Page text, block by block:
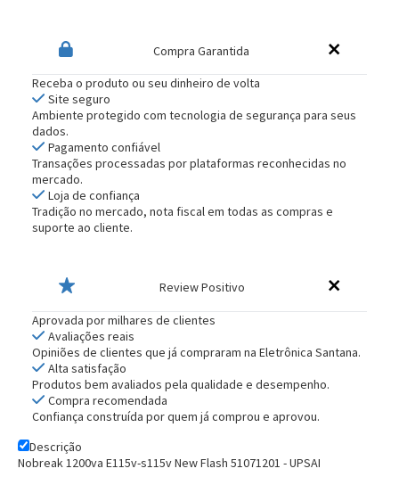
Compra Garantida
Receba o produto ou seu dinheiro de volta
Site seguro
Ambiente protegido com tecnologia de segurança para seus
dados.
Pagamento confiável
Transações processadas por plataformas reconhecidas no
mercado.
Loja de confiança
Tradição no mercado, nota fiscal em todas as compras e
suporte ao cliente.
Review Positivo
Aprovada por milhares de clientes
Avaliações reais
Opiniões de clientes que já compraram na Eletrônica Santana.
Alta satisfação
Produtos bem avaliados pela qualidade e desempenho.
Compra recomendada
Confiança construída por quem já comprou e aprovou.
Descrição
Nobreak 1200va E115v-s115v New Flash 51071201 - UPSAI